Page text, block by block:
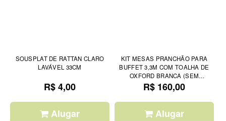
SOUSPLAT DE RATTAN CLARO
LAVÁVEL 33CM
R$ 4,00
Alugar
KIT MESAS PRANCHÃO PARA
BUFFET 3,3M COM TOALHA DE
OXFORD BRANCA (SEM
ARRANJO)
R$ 160,00
Alugar